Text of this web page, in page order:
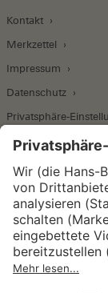
Kontakt
Merkzettel
Impressum
Datenschutz
Privatsphäre-